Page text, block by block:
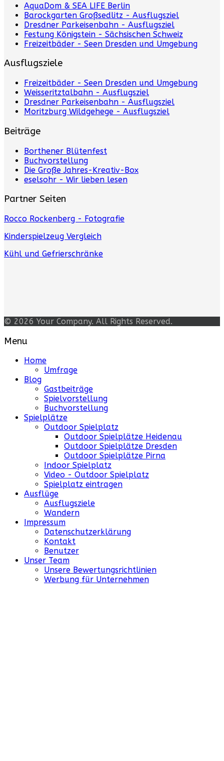
AquaDom & SEA LIFE Berlin
Barockgarten Großsedlitz - Ausflugsziel
Dresdner Parkeisenbahn - Ausflugsziel
Festung Königstein - Sächsischen Schweiz
Freizeitbäder - Seen Dresden und Umgebung
Ausflugsziele
Freizeitbäder - Seen Dresden und Umgebung
Weisseritztalbahn - Ausflugsziel
Dresdner Parkeisenbahn - Ausflugsziel
Moritzburg Wildgehege - Ausflugsziel
Beiträge
Borthener Blütenfest
Buchvorstellung
Die Große Jahres-Kreativ-Box
eselsohr - Wir lieben lesen
Partner Seiten
Rocco Rockenberg - Fotografie
Kinderspielzeug Vergleich
Kühl und Gefrierschränke
© 2026 Your Company. All Rights Reserved.
Menu
Home
Umfrage
Blog
Gastbeiträge
Spielvorstellung
Buchvorstellung
Spielplätze
Outdoor Spielplatz
Outdoor Spielplätze Heidenau
Outdoor Spielplätze Dresden
Outdoor Spielplätze Pirna
Indoor Spielplatz
Video - Outdoor Spielplatz
Spielplatz eintragen
Ausflüge
Ausflugsziele
Wandern
Impressum
Datenschutzerklärung
Kontakt
Benutzer
Unser Team
Unsere Bewertungsrichtlinien
Werbung für Unternehmen